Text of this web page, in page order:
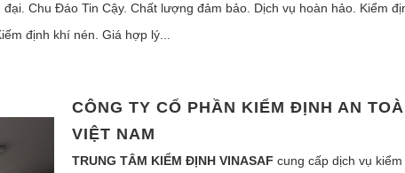
Chu Đáo Tin Cậy. Chất lượng đảm bảo. Dịch vụ hoàn hảo. Kiểm
định khí nén. Giá hợp lý...
CÔNG TY CỔ PHẦN KIỂM ĐỊNH AN
VIỆT NAM
TRUNG TÂM KIỂM ĐỊNH VINASAF cung cấp dịch vụ